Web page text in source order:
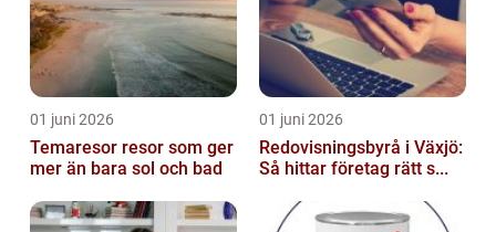
01 juni 2026
Temaresor resor som ger
mer än bara sol och bad
01 juni 2026
Redovisningsbyrå i Växjö:
Så hittar företag rätt s...